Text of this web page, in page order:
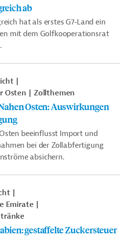
ab
hat als erstes G7‑Land ein
mit dem Golfkooperationsrat
Osten
Zollthemen
Osten: Auswirkungen
beeinflusst Import und
bei der Zollabfertigung
absichern.
Emirate
gestaffelte Zuckersteuer